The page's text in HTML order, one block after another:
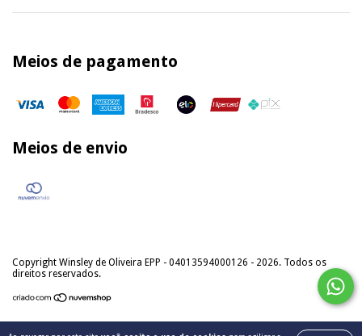
Meios de pagamento
Meios de envio
Copyright Winsley de Oliveira EPP - 04013594000126 - 2026. Todos os
direitos reservados.